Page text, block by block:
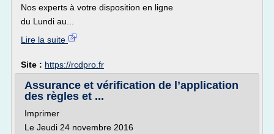
Nos experts à votre disposition en ligne
du Lundi au...
Lire la suite
Site : https://rcdpro.fr
Assurance et vérification de l’application
des règles et ...
Imprimer
Le Jeudi 24 novembre 2016